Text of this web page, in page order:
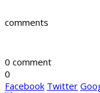
comments
0 comment
0
Facebook Twitter